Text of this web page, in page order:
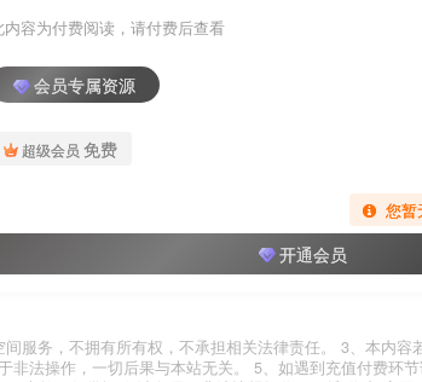
内容为付费阅读，请付费后查看
会员专属资源
超级会员 免费
您暂
开通会员
服务，不拥有所有权，不承担相关法律责任。 3、本内容
法操作，一切后果与本站无关。 5、如遇到充值付费环